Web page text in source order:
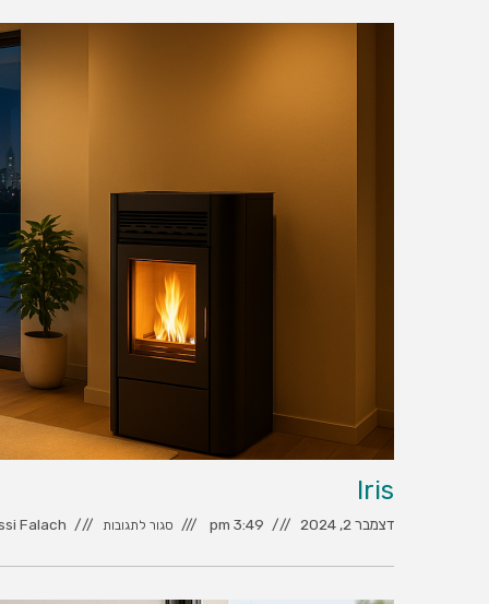
Iris
דצמבר 2, 2024 3:49 pm סגור לתגובות Falach